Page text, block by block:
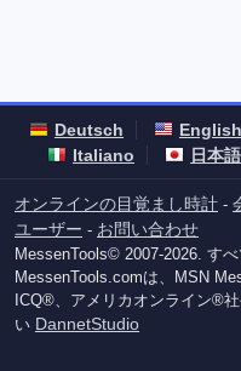
Deutsch English
Italiano
日本語
オンラインの目覚まし時計 -
ユーザー - お問い合わせ
MessenTools© 2007-2026. すべ
MessenTools.comは、MSN
ICQ®、アメリカオンライン®
い DannetStudio